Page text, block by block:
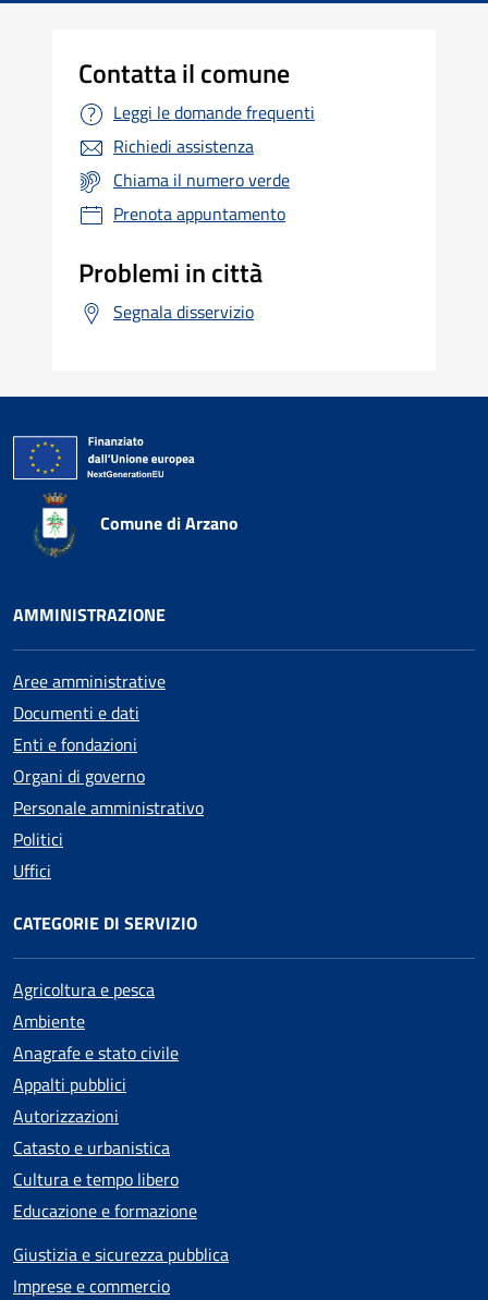
Contatta il comune
Leggi le domande frequenti
Richiedi assistenza
Chiama il numero verde
Prenota appuntamento
Problemi in città
Segnala disservizio
Comune di Arzano
AMMINISTRAZIONE
Aree amministrative
Documenti e dati
Enti e fondazioni
Organi di governo
Personale amministrativo
Politici
Uffici
CATEGORIE DI SERVIZIO
Agricoltura e pesca
Ambiente
Anagrafe e stato civile
Appalti pubblici
Autorizzazioni
Catasto e urbanistica
Cultura e tempo libero
Educazione e formazione
Giustizia e sicurezza pubblica
Imprese e commercio